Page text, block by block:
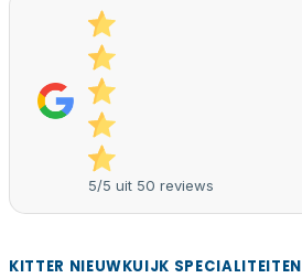
5/5 uit 50 reviews
KITTER NIEUWKUIJK SPECIALITEITEN